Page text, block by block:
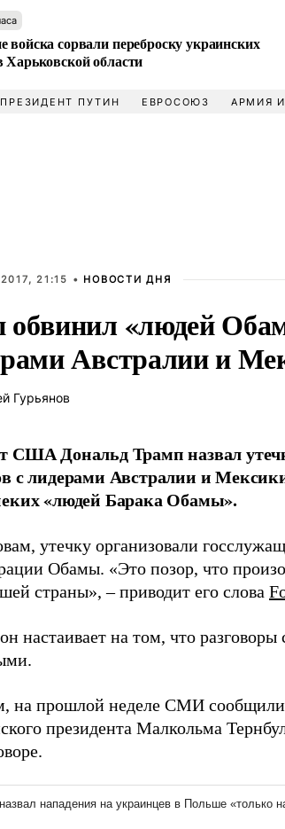
войска сорвали переброску украинских
Харьковской области
ПРЕЗИДЕНТ ПУТИН ЕВРОСОЮЗ АРМИЯ
21:15 • НОВОСТИ ДНЯ
«людей
Австралии и
Гурьянов
США Дональд Трамп назвал
с лидерами Австралии и
«людей Барака Обамы».
утечку организовали
Обамы. «Это позор, что
страны», – приводит его слова
настаивает на том, что
на прошлой неделе СМИ
президента Малкольма